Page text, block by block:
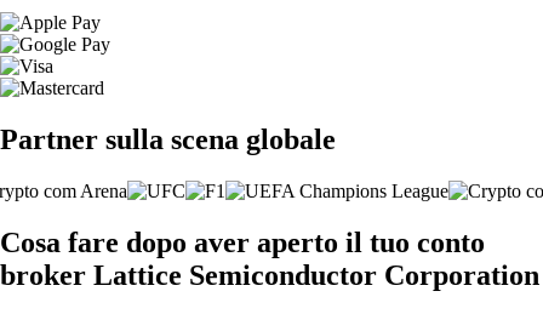
Partner sulla scena globale
Cosa fare dopo aver aperto il tuo conto
broker Lattice Semiconductor Corporation